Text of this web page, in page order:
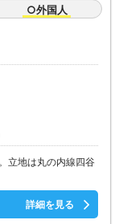
○外国人
立地は丸の内線四谷
詳細を見る